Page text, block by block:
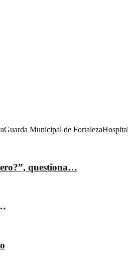
Guarda Municipal de Fortaleza
questiona…